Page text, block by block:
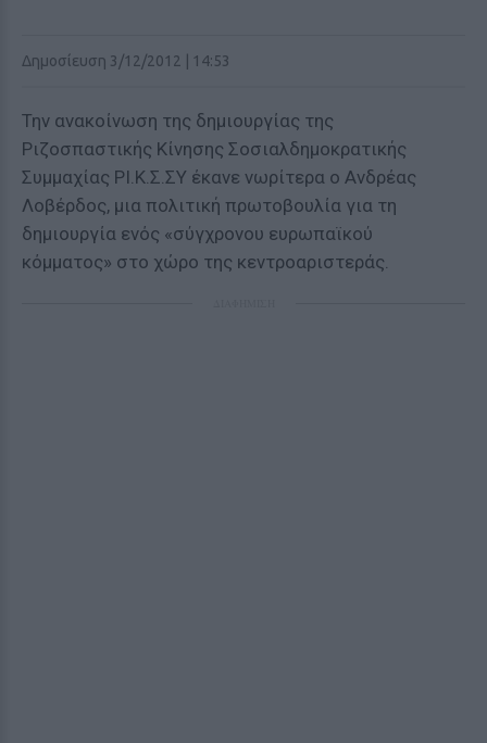
Δημοσίευση 3/12/2012 | 14:53
Την ανακοίνωση της δημιουργίας της
Ριζοσπαστικής Κίνησης Σοσιαλδημοκρατικής
Συμμαχίας ΡΙ.Κ.Σ.ΣΥ έκανε νωρίτερα ο Ανδρέας
Λοβέρδος, μια πολιτική πρωτοβουλία για τη
δημιουργία ενός «σύγχρονου ευρωπαϊκού
κόμματος» στο χώρο της κεντροαριστεράς.